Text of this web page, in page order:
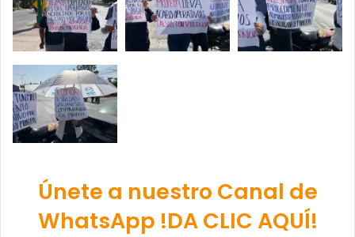
Únete a nuestro Canal de
WhatsApp !DA CLIC AQUÍ!